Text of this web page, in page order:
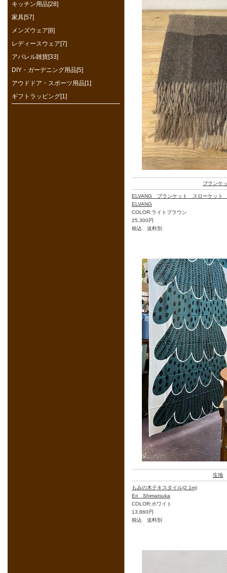
ブランケ
ELVANG ブランケット スローケッ
ELVANG
COLOR:ライトブラウン
25,300円
税込 送料別
生地
もみの木テキスタイル(2.1m)
Eri Shimatsuka
COLOR:ホワイト
13,860円
税込 送料別
キッチン用品[28]
家具[57]
メンズウェア[8]
レディースウェア[7]
アパレル雑貨[33]
DIY・ガーデニング用品[5]
アウドドア・スポーツ用品[1]
ギフトラッピング[1]